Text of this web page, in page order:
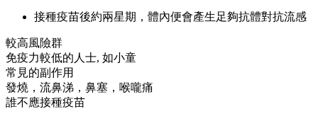
接種疫苗後約兩星期，體內便會產生足夠抗體對抗流感
較高風險群
免疫力較低的人士, 如小童
常見的副作用
發燒，流鼻涕，鼻塞，喉嚨痛
誰不應接種疫苗